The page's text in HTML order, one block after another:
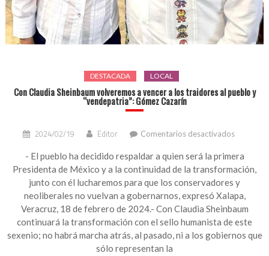
DESTACADA LOCAL
Con Claudia Sheinbaum volveremos a vencer a los traidores al pueblo y
“vendepatria”: Gómez Cazarín
2024/02/19 Editor Comentarios desactivadosen
Claudia
a
vencer
a
los
traidores
- El pueblo ha decidido respaldar a quien será la primera
Presidenta de México y a la continuidad de la transformación,
junto con él lucharemos para que los conservadores y
neoliberales no vuelvan a gobernarnos, expresó Xalapa,
Veracruz, 18 de febrero de 2024.- Con Claudia Sheinbaum
continuará la transformación con el sello humanista de este
sexenio; no habrá marcha atrás, al pasado, ni a los gobiernos que
sólo representan la